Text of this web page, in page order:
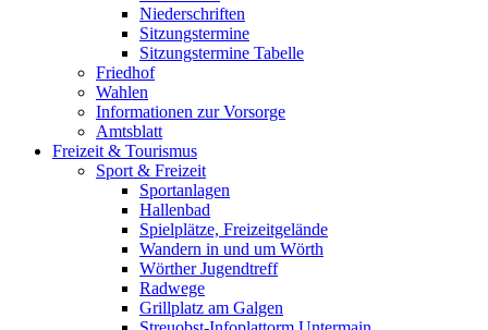
Niederschriften
Sitzungstermine
Sitzungstermine Tabelle
Friedhof
Wahlen
Informationen zur Vorsorge
Amtsblatt
Freizeit & Tourismus
Sport & Freizeit
Sportanlagen
Hallenbad
Spielplätze, Freizeitgelände
Wandern in und um Wörth
Wörther Jugendtreff
Radwege
Grillplatz am Galgen